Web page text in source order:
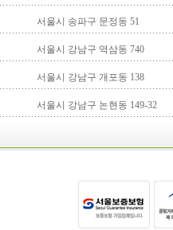
서울시 송파구 문정동 51
서울시 강남구 역삼동 740
서울시 강남구 개포동 138
서울시 강남구 논현동 149-32